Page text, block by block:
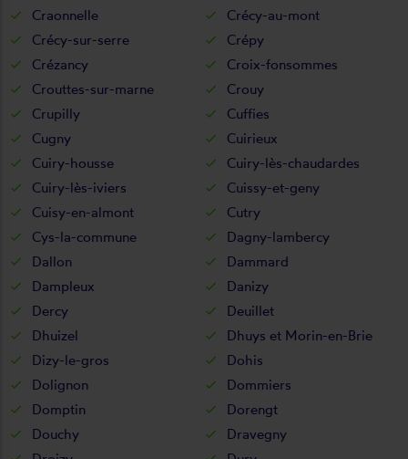
Craonnelle
Crécy-au-mont
Crécy-sur-serre
Crépy
Crézancy
Croix-fonsommes
Crouttes-sur-marne
Crouy
Crupilly
Cuffies
Cugny
Cuirieux
Cuiry-housse
Cuiry-lès-chaudardes
Cuiry-lès-iviers
Cuissy-et-geny
Cuisy-en-almont
Cutry
Cys-la-commune
Dagny-lambercy
Dallon
Dammard
Dampleux
Danizy
Dercy
Deuillet
Dhuizel
Dhuys et Morin-en-Brie
Dizy-le-gros
Dohis
Dolignon
Dommiers
Domptin
Dorengt
Douchy
Dravegny